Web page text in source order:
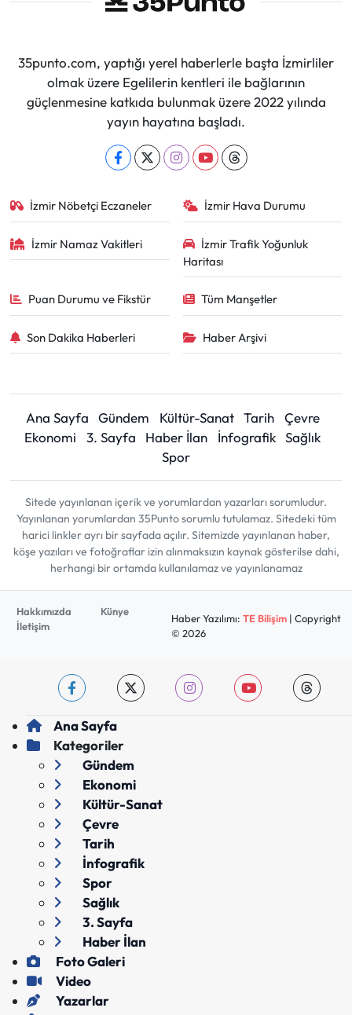
35punto.com, yaptığı yerel haberlerle başta İzmirliler
olmak üzere Egelilerin kentleri ile bağlarının
güçlenmesine katkıda bulunmak üzere 2022 yılında
yayın hayatına başladı.
İzmir Nöbetçi Eczaneler İzmir Hava Durumu
İzmir Namaz Vakitleri
İzmir Trafik Yoğunluk
Haritası
Puan Durumu ve Fikstür Tüm Manşetler
Son Dakika Haberleri Haber Arşivi
Ana Sayfa Gündem Kültür-Sanat Tarih
Çevre
Ekonomi
3. Sayfa Haber İlan İnfografik Sağlık
Spor
Sitede yayınlanan içerik ve yorumlardan yazarları sorumludur.
Yayınlanan yorumlardan 35Punto sorumlu tutulamaz. Sitedeki tüm
harici linkler ayrı bir sayfada açılır. Sitemizde yayınlanan haber,
köşe yazıları ve fotoğraflar izin alınmaksızın kaynak gösterilse dahi,
herhangi bir ortamda kullanılamaz ve yayınlanamaz
Hakkımızda
Künye
İletişim
Haber Yazılımı: TE Bilişim| Copyright
© 2026
Ana Sayfa
Kategoriler
Gündem
Ekonomi
Kültür-Sanat
Çevre
Tarih
İnfografik
Spor
Sağlık
3. Sayfa
Haber İlan
Foto Galeri
Video
Yazarlar